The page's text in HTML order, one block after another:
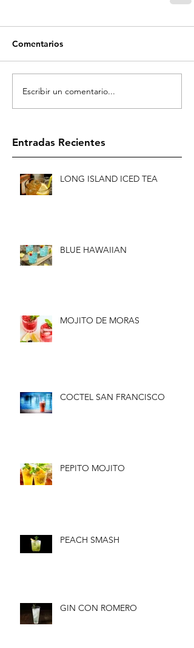
Comentarios
Escribir un comentario...
Entradas Recientes
LONG ISLAND ICED TEA
BLUE HAWAIIAN
MOJITO DE MORAS
COCTEL SAN FRANCISCO
PEPITO MOJITO
PEACH SMASH
GIN CON ROMERO